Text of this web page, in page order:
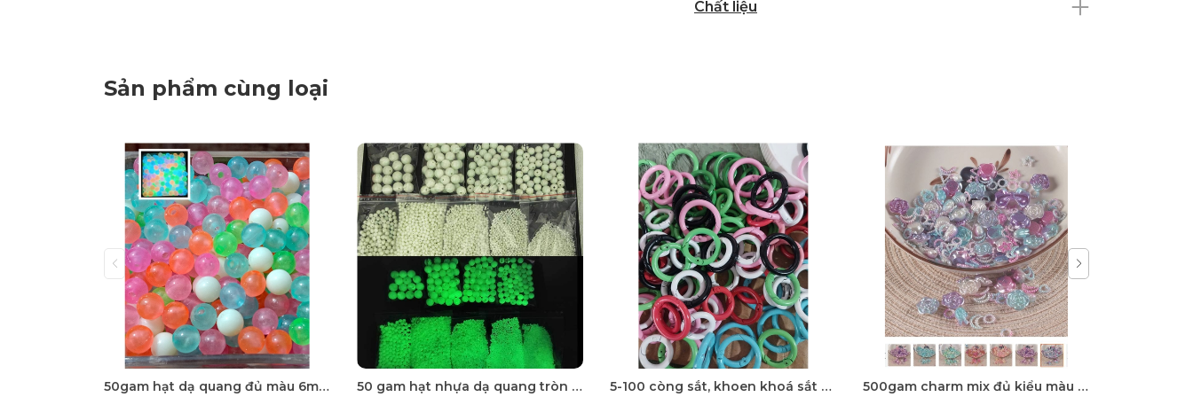
Chất liệu
Sản phẩm cùng loại
50gam hạt dạ quang đủ màu 6mm, 8mm, 10mm, 12mm, hạt nhựa tròn 50 gam hạt nhựa dạ quang tròn đủ size 4mm, 5mm, 6mm, 8mm, 10mm, 12mm, 14mm, 16mm ,18mm , 10mm, 22mm, 25mm 5-100 còng sắt, khoen khoá sắt mix màu 20mm, 25mm, 28mm 500gam charm mix đủ kiểu màu ngọc trai, hạt charm mix đủ kiểu